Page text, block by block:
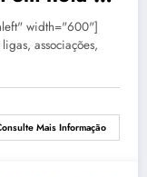
width="600"]
associações,
Mais Informação